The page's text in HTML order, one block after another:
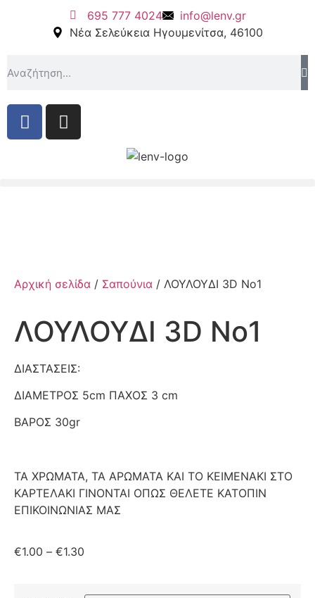
695 777 4024
info@lenv.gr
Νέα Σελεύκεια Ηγουμενίτσα, 46100
Αρχική σελίδα / Σαπούνια / ΛΟΥΛΟΥΔΙ 3D No1
ΛΟΥΛΟΥΔΙ 3D No1
ΔΙΑΣΤΑΣΕΙΣ:
ΔΙΑΜΕΤΡΟΣ 5cm ΠΑΧΟΣ 3 cm
ΒΑΡΟΣ 30gr
ΤΑ ΧΡΩΜΑΤΑ, ΤΑ ΑΡΩΜΑΤΑ ΚΑΙ ΤΟ ΚΕΙΜΕΝΑΚΙ ΣΤΟ
ΚΑΡΤΕΛΑΚΙ ΓΙΝΟΝΤΑΙ ΟΠΩΣ ΘΕΛΕΤΕ ΚΑΤΟΠΙΝ
ΕΠΙΚΟΙΝΩΝΙΑΣ ΜΑΣ
€1.00 – €1.30